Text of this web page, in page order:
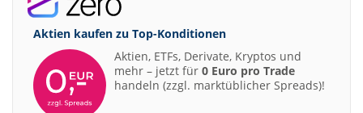
Aktien kaufen zu Top-Konditionen
Aktien, ETFs, Derivate, Kryptos und
mehr – jetzt für 0 Euro pro Trade
handeln (zzgl. marktüblicher Spreads)!